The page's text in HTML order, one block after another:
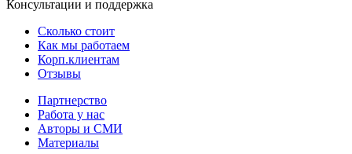
Консультации и поддержка
Сколько стоит
Как мы работаем
Корп.клиентам
Отзывы
Партнерство
Работа у нас
Авторы и СМИ
Материалы